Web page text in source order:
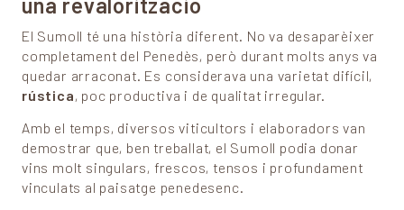
una revalorització
El Sumoll té una història diferent. No va desaparèixer
completament del Penedès, però durant molts anys va
quedar arraconat. Es considerava una varietat difícil,
rústica, poc productiva i de qualitat irregular.
Amb el temps, diversos viticultors i elaboradors van
demostrar que, ben treballat, el Sumoll podia donar
vins molt singulars, frescos, tensos i profundament
vinculats al paisatge penedesenc.